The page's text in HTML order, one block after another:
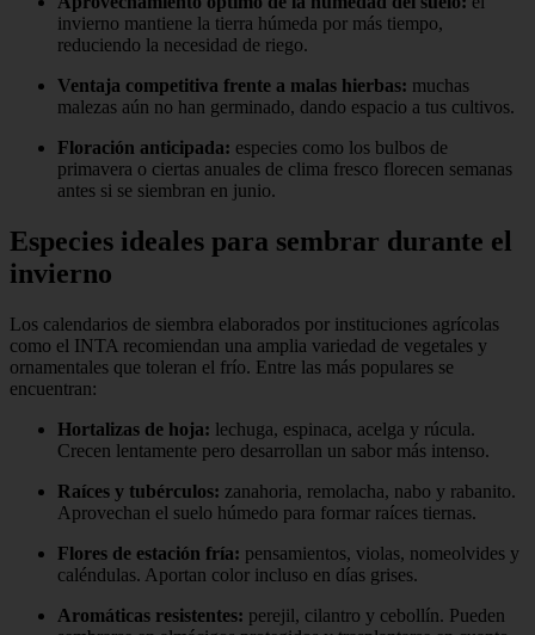
invierno mantiene la tierra húmeda por más tiempo,
reduciendo la necesidad de riego.
Ventaja competitiva frente a malas hierbas: muchas
malezas aún no han germinado, dando espacio a tus cultivos.
Floración anticipada: especies como los bulbos de
primavera o ciertas anuales de clima fresco florecen semanas
antes si se siembran en junio.
Especies ideales para sembrar durante el
invierno
Los calendarios de siembra elaborados por instituciones agrícolas
como el INTA recomiendan una amplia variedad de vegetales y
ornamentales que toleran el frío. Entre las más populares se
encuentran:
Hortalizas de hoja: lechuga, espinaca, acelga y rúcula.
Crecen lentamente pero desarrollan un sabor más intenso.
Raíces y tubérculos: zanahoria, remolacha, nabo y rabanito.
Aprovechan el suelo húmedo para formar raíces tiernas.
Flores de estación fría: pensamientos, violas, nomeolvides y
caléndulas. Aportan color incluso en días grises.
Aromáticas resistentes: perejil, cilantro y cebollín. Pueden